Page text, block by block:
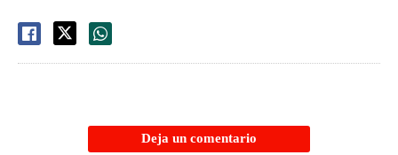
Deja un comentario